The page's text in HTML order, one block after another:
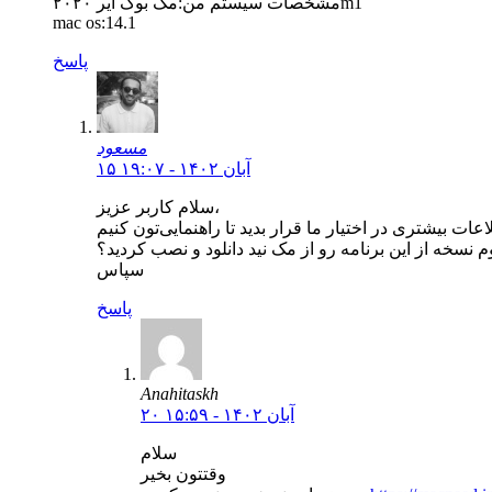
mac os:14.1
پاسخ
مسعود
۱۵ آبان ۱۴۰۲ - ۱۹:۰۷
سلام کاربر عزیز،
نسخه از این برنامه رو از مک نید دانلود و نصب کردید؟
سپاس
پاسخ
Anahitaskh
۲۰ آبان ۱۴۰۲ - ۱۵:۵۹
سلام
وقتتون بخیر